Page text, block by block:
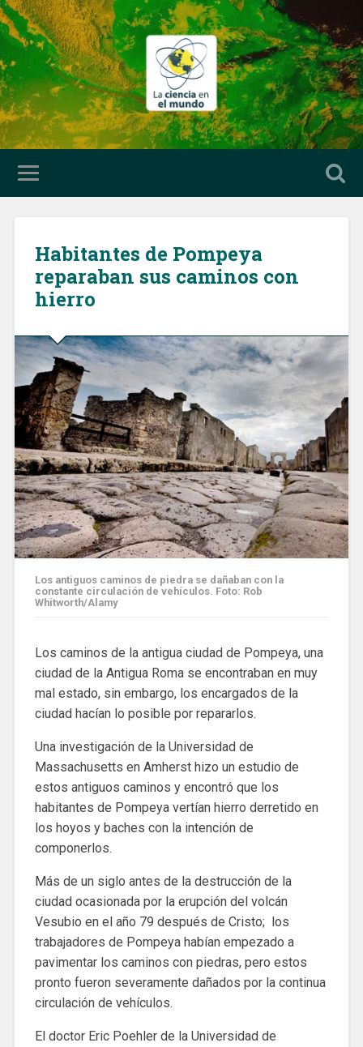
Habitantes de Pompeya
reparaban sus caminos con
hierro
Los antiguos caminos de piedra se dañaban con la
constante circulación de vehículos. Foto: Rob
Whitworth/Alamy
Los caminos de la antigua ciudad de Pompeya, una
ciudad de la Antigua Roma se encontraban en muy
mal estado, sin embargo, los encargados de la
ciudad hacían lo posible por repararlos.
Una investigación de la Universidad de
Massachusetts en Amherst hizo un estudio de
estos antiguos caminos y encontró que los
habitantes de Pompeya vertían hierro derretido en
los hoyos y baches con la intención de
componerlos.
Más de un siglo antes de la destrucción de la
ciudad ocasionada por la erupción del volcán
Vesubio en el año 79 después de Cristo; los
trabajadores de Pompeya habían empezado a
pavimentar los caminos con piedras, pero estos
pronto fueron severamente dañados por la continua
circulación de vehículos.
El doctor Eric Poehler de la Universidad de